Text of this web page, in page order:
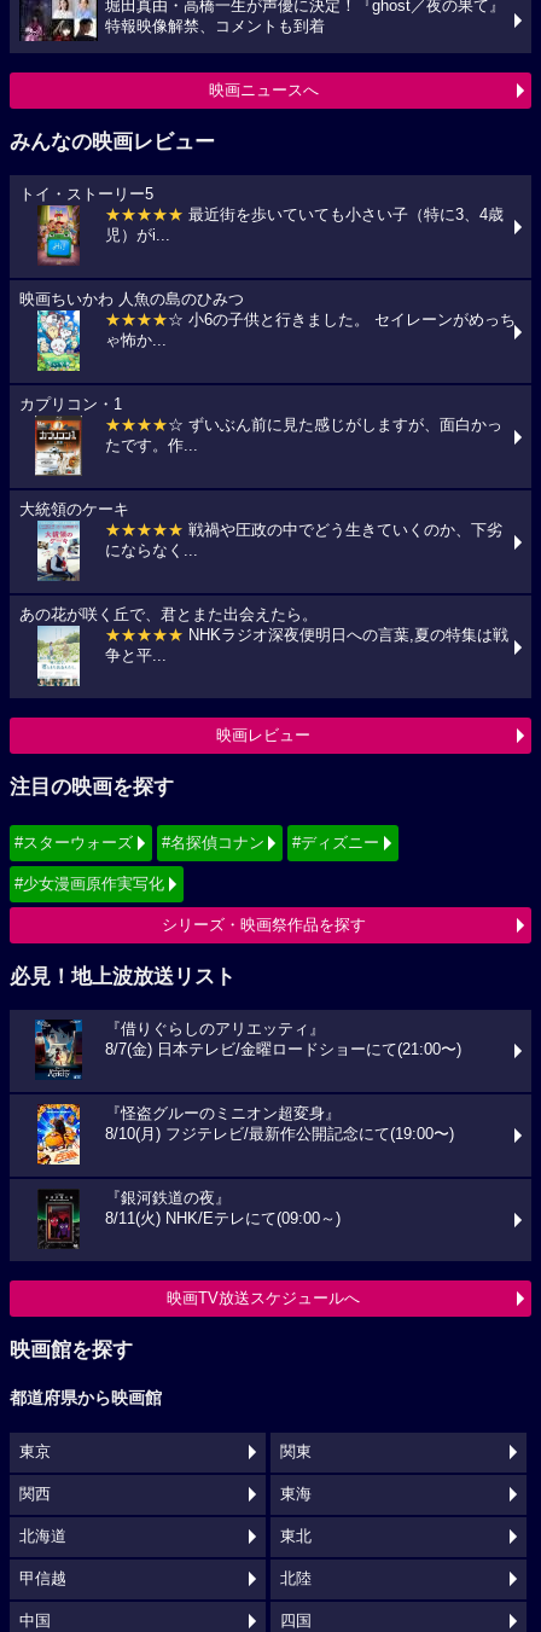
堀田真由・高橋一生が声優に決定！『ghost／夜の果て』
特報映像解禁、コメントも到着
映画ニュースへ
みんなの映画レビュー
トイ・ストーリー5
★★★★★ 最近街を歩いていても小さい子（特に3、4歳
児）がi...
映画ちいかわ 人魚の島のひみつ
★★★★☆ 小6の子供と行きました。 セイレーンがめっち
ゃ怖か...
カプリコン・1
★★★★☆ ずいぶん前に見た感じがしますが、面白かっ
たです。作...
大統領のケーキ
★★★★★ 戦禍や圧政の中でどう生きていくのか、下劣
にならなく...
あの花が咲く丘で、君とまた出会えたら。
★★★★★ NHKラジオ深夜便明日への言葉,夏の特集は戦
争と平...
映画レビュー
注目の映画を探す
#スターウォーズ #名探偵コナン #ディズニー
#少女漫画原作実写化
シリーズ・映画祭作品を探す
必見！地上波放送リスト
『借りぐらしのアリエッティ』
8/7(金) 日本テレビ/金曜ロードショーにて(21:00〜)
『怪盗グルーのミニオン超変身』
8/10(月) フジテレビ/最新作公開記念にて(19:00〜)
『銀河鉄道の夜』
8/11(火) NHK/Eテレにて(09:00～)
映画TV放送スケジュールへ
映画館を探す
都道府県から映画館
東京 関東
関西 東海
北海道 東北
甲信越 北陸
中国 四国